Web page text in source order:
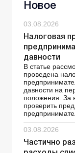
Новое
03.08.2026
Налоговая
давности
В статье
проведена
давности на
положения. За
проверить
03.08.2026
Частично